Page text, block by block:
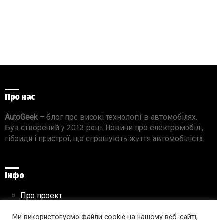
Про нас
AutoGeek– блог про високі технології в автомобілях.
Був створений у 2013 році. Новини про електромобілі,
гібриди і пристрої, що спрощують життя автомобіліста.
Інфо
Про проект
Правила використання матеріалів
Ми використовуємо файли cookie на нашому веб-сайті,